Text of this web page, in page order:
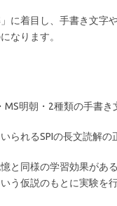
に着目し、手書き文字
なります。
明朝・2種類の手書き
られるSPIの長文読解の
と同様の学習効果があ
う仮説のもとに実験を行